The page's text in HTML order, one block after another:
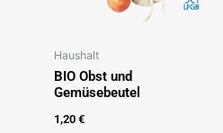
Haushalt
BIO Obst und
Gemüsebeutel
1,20 €